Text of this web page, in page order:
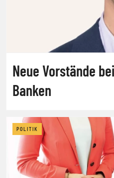
Neue Vorstände
Banken
POLITIK